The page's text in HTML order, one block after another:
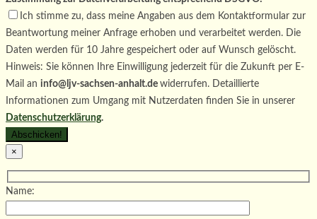
Ich stimme zu, dass meine Angaben aus dem Kontaktformular zur
Beantwortung meiner Anfrage erhoben und verarbeitet werden. Die
Daten werden für 10 Jahre gespeichert oder auf Wunsch gelöscht.
Hinweis: Sie können Ihre Einwilligung jederzeit für die Zukunft per E-
Mail an info@ljv-sachsen-anhalt.de widerrufen. Detaillierte
Informationen zum Umgang mit Nutzerdaten finden Sie in unserer
Datenschutzerklärung.
×
Name: